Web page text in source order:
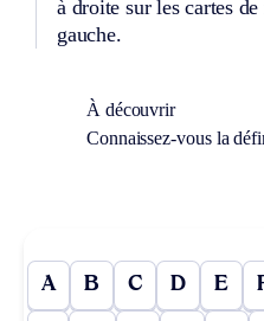
à droite sur les cartes
gauche.
À découvrir
Connaissez-vous la
A B C D E